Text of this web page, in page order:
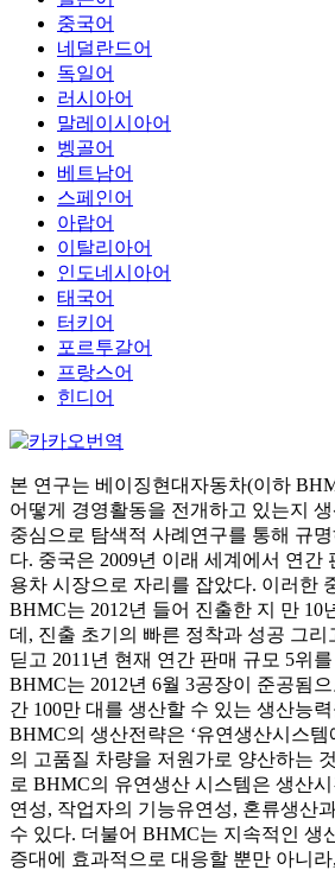
중국어
네덜란드어
독일어
러시아어
말레이시아어
벵골어
베트남어
스페인어
아랍어
이탈리아어
인도네시아어
태국어
터키어
포르투갈어
프랑스어
힌디어
본 연구는 베이징현대자동차(이하
어떻게 경영활동을 전개하고 있는지
중심으로 탐색적 사례연구를 통해 규
다. 중국은 2009년 이래 세계에서 연간
용차 시장으로 자리를 잡았다. 이러한
BHMC는 2012년 들어 진출한 지 만 10
데, 진출 초기의 빠른 정착과 성공 그
딛고 2011년 현재 연간 판매 규모 5위
BHMC는 2012년 6월 3공장이 준공됨
간 100만 대를 생산할 수 있는 생산능
BHMC의 생산전략은 ‘유연생산시스
의 고품질 차량을 저원가로 양산하는
로 BHMC의 유연생산 시스템은 생산
연성, 작업자의 기능유연성, 혼류생산
수 있다. 더불어 BHMC는 지속적인 생
증대에 효과적으로 대응할 뿐만 아니